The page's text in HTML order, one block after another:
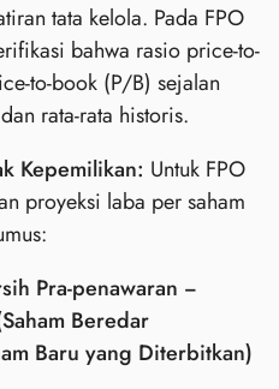
tata kelola. Pada FPO
bahwa rasio price-to-
to-book (P/B) sejalan
rata‑rata historis.
Kepemilikan: Untuk FPO
proyeksi laba per saham
Pra‑penawaran −
Beredar
Baru yang Diterbitkan)